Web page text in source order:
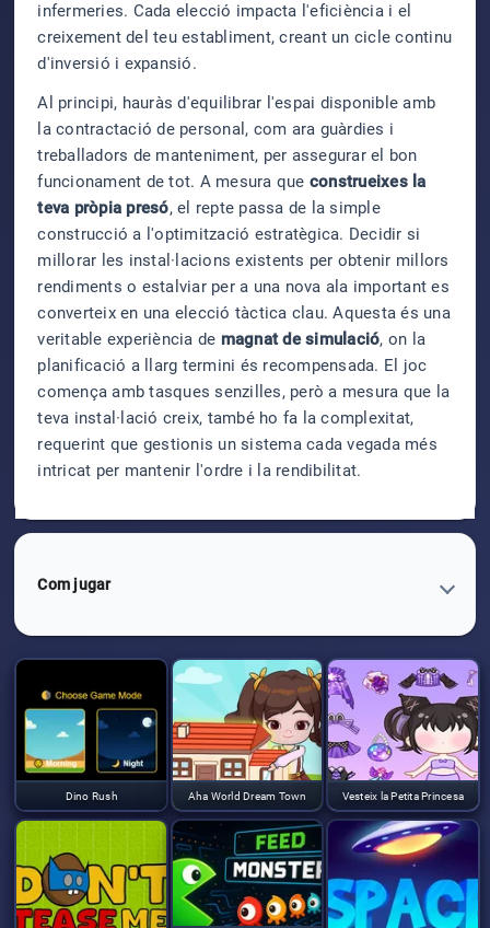
infermeries. Cada elecció impacta l'eficiència i el
creixement del teu establiment, creant un cicle continu
d'inversió i expansió.
Al principi, hauràs d'equilibrar l'espai disponible amb
la contractació de personal, com ara guàrdies i
treballadors de manteniment, per assegurar el bon
funcionament de tot. A mesura que construeixes la
teva pròpia presó, el repte passa de la simple
construcció a l'optimització estratègica. Decidir si
millorar les instal·lacions existents per obtenir millors
rendiments o estalviar per a una nova ala important es
converteix en una elecció tàctica clau. Aquesta és una
veritable experiència de magnat de simulació, on la
planificació a llarg termini és recompensada. El joc
comença amb tasques senzilles, però a mesura que la
teva instal·lació creix, també ho fa la complexitat,
requerint que gestionis un sistema cada vegada més
intricat per mantenir l'ordre i la rendibilitat.
Com jugar
Dino Rush Aha World Dream Town Vesteix la Petita Princesa